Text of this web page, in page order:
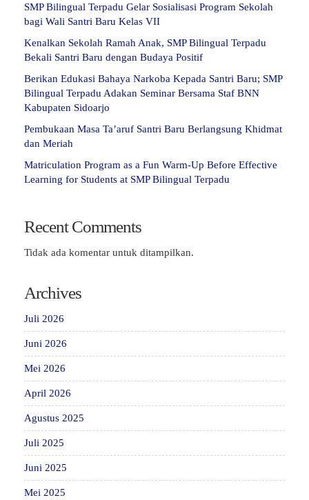
SMP Bilingual Terpadu Gelar Sosialisasi Program Sekolah
bagi Wali Santri Baru Kelas VII
Kenalkan Sekolah Ramah Anak, SMP Bilingual Terpadu
Bekali Santri Baru dengan Budaya Positif
Berikan Edukasi Bahaya Narkoba Kepada Santri Baru; SMP
Bilingual Terpadu Adakan Seminar Bersama Staf BNN
Kabupaten Sidoarjo
Pembukaan Masa Ta’aruf Santri Baru Berlangsung Khidmat
dan Meriah
Matriculation Program as a Fun Warm-Up Before Effective
Learning for Students at SMP Bilingual Terpadu
Recent Comments
Tidak ada komentar untuk ditampilkan.
Archives
Juli 2026
Juni 2026
Mei 2026
April 2026
Agustus 2025
Juli 2025
Juni 2025
Mei 2025